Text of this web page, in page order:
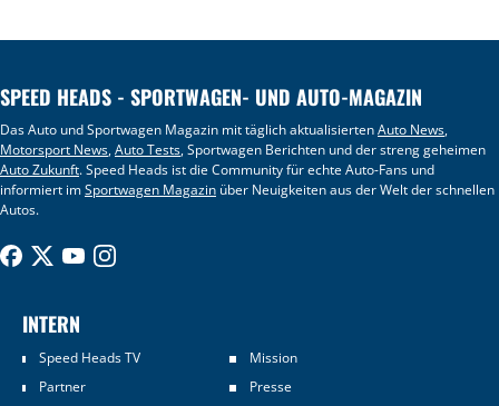
SPEED HEADS - SPORTWAGEN- UND AUTO-MAGAZIN
Das Auto und Sportwagen Magazin mit täglich aktualisiertenAuto News,
Motorsport News,Auto Tests, Sportwagen Berichten und der streng geheimen
Auto Zukunft. Speed Heads ist die Community für echte Auto-Fans und
informiert imSportwagen Magazin über Neuigkeiten aus der Welt der schnellen
Autos.
INTERN
Speed Heads TV
Mission
Partner
Presse